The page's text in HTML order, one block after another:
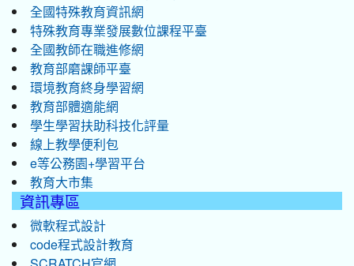
全國特殊教育資訊網
特殊教育專業發展數位課程平臺
全國教師在職進修網
教育部磨課師平臺
環境教育終身學習網
教育部體適能網
學生學習扶助科技化評量
線上教學便利包
e等公務園+學習平台
教育大市集
資訊專區
微軟程式設計
code程式設計教育
SCRATCH官網